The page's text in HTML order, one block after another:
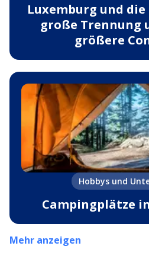
Luxemburg und
große Trennung
größere
Hobbys und
Campingplätze
Mehr anzeigen